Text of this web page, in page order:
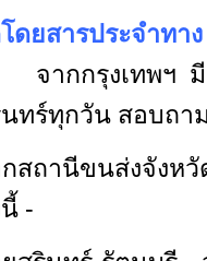
ดยสารประจำทาง
จากกรุงเทพฯ
ทร์ทุกวัน สอบถา
สถานีขนส่งจังหวั
-